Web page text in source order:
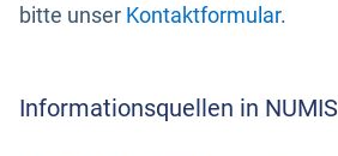
bitte unser Kontaktformular.
Informationsquellen in NUMIS